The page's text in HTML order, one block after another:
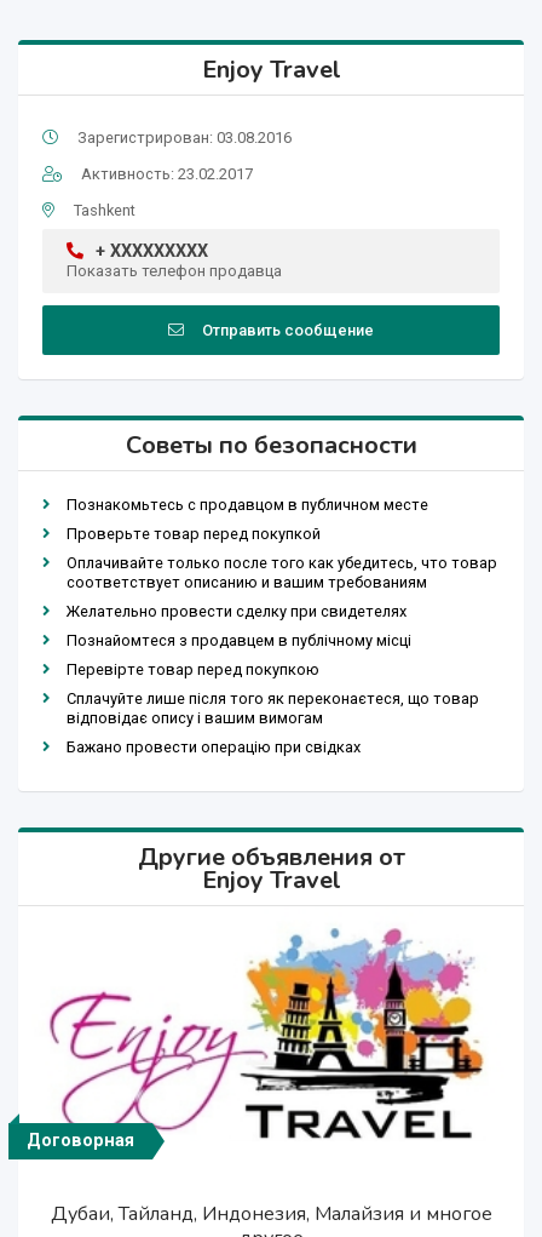
Enjoy Travel
Зарегистрирован: 03.08.2016
Активность: 23.02.2017
Tashkent
+ XXXXXXXXX
Показать телефон продавца
Отправить сообщение
Советы по безопасности
Познакомьтесь с продавцом в публичном месте
Проверьте товар перед покупкой
Оплачивайте только после того как убедитесь, что товар
соответствует описанию и вашим требованиям
Желательно провести сделку при свидетелях
Познайомтеся з продавцем в публічному місці
Перевірте товар перед покупкою
Сплачуйте лише після того як переконаєтеся, що товар
відповідає опису і вашим вимогам
Бажано провести операцію при свідках
Другие объявления от
Enjoy Travel
526 $
Увлекательные туры во Вьетнам
Договорная
Дубаи, Тайланд, Индонезия, Малайзия и многое
526 $
Увлекательные туры во Вьетнам
Договорная
Дубаи, Тайланд, Индонезия, Малайзия и многое